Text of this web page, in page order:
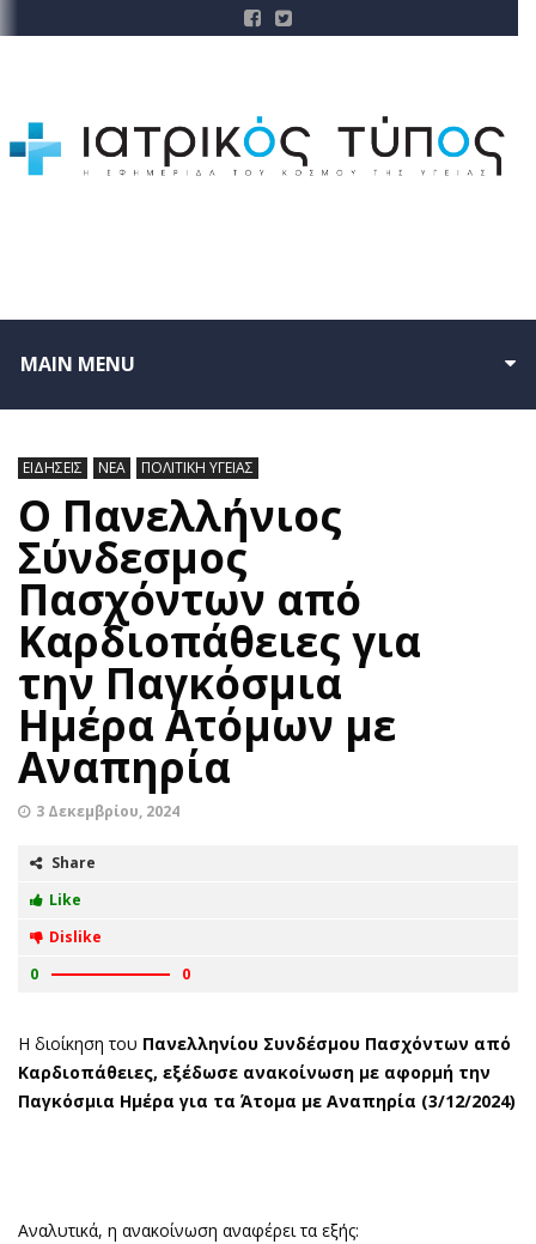
MAIN MENU
ΕΙΔΗΣΕΙΣ ΝΕΑ ΠΟΛΙΤΙΚΗ ΥΓΕΙΑΣ
Ο Πανελλήνιος
Σύνδεσμος
Πασχόντων από
Καρδιοπάθειες για
την Παγκόσμια
Ημέρα Ατόμων με
Αναπηρία
3 Δεκεμβρίου, 2024
Share
Like
Dislike
0
0
Η διοίκηση του Πανελληνίου Συνδέσμου Πασχόντων από
Καρδιοπάθειες, εξέδωσε ανακοίνωση με αφορμή την
Παγκόσμια Ημέρα για τα Άτομα με Αναπηρία (3/12/2024)
Αναλυτικά, η ανακοίνωση αναφέρει τα εξής: